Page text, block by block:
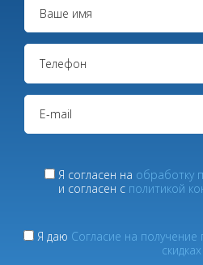
Я согласен на обработку
и согласен с политикой
Я даю Согласие на
скидках